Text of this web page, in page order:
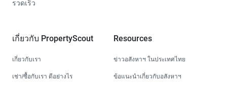
รวดเร็ว
เกี่ยวกับ PropertyScout
เกี่ยวกับเรา
เช่า/ซื้อกับเรา ดีอย่างไร
Resources
ข่าวอสังหาฯ ในประเทศไทย
ข้อแนะนำเกี่ยวกับอสังหาฯ